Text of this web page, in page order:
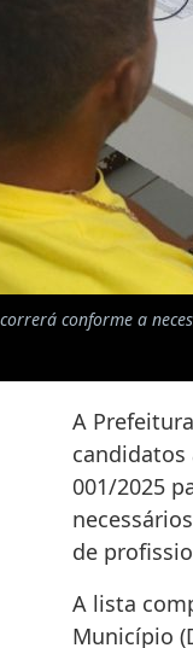
conforme a
A
candidatos
001/2025
de
A lista
Município